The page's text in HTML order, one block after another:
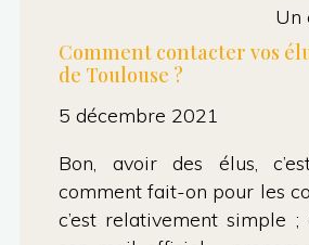
#Février2022
Climat,
et
Un
Comment contacter vos
de Toulouse ?
5 décembre 2021
Bon, avoir des élus,
comment fait-on pour les
c’est relativement simple